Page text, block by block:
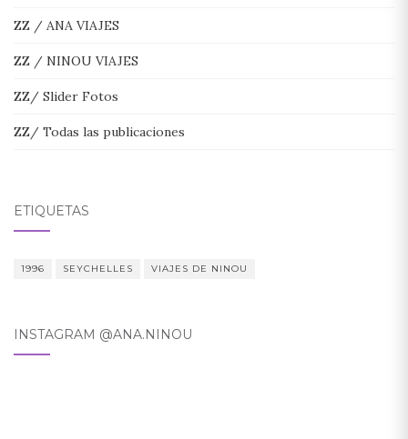
ZZ / ANA VIAJES
ZZ / NINOU VIAJES
ZZ/ Slider Fotos
ZZ/ Todas las publicaciones
ETIQUETAS
1996 SEYCHELLES VIAJES DE NINOU
INSTAGRAM @ANA.NINOU